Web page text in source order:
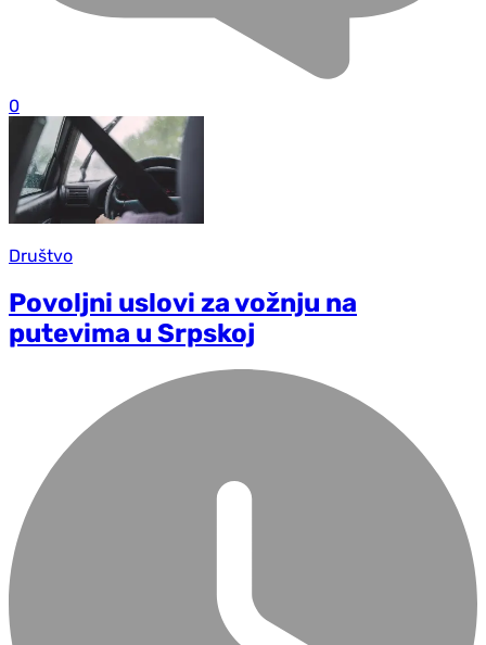
0
Društvo
Povoljni uslovi za vožnju na
putevima u Srpskoj